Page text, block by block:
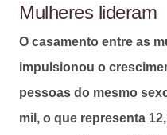
Mulheres lideram
O casamento entre as
impulsionou o
pessoas do mesmo
mil, o que representa